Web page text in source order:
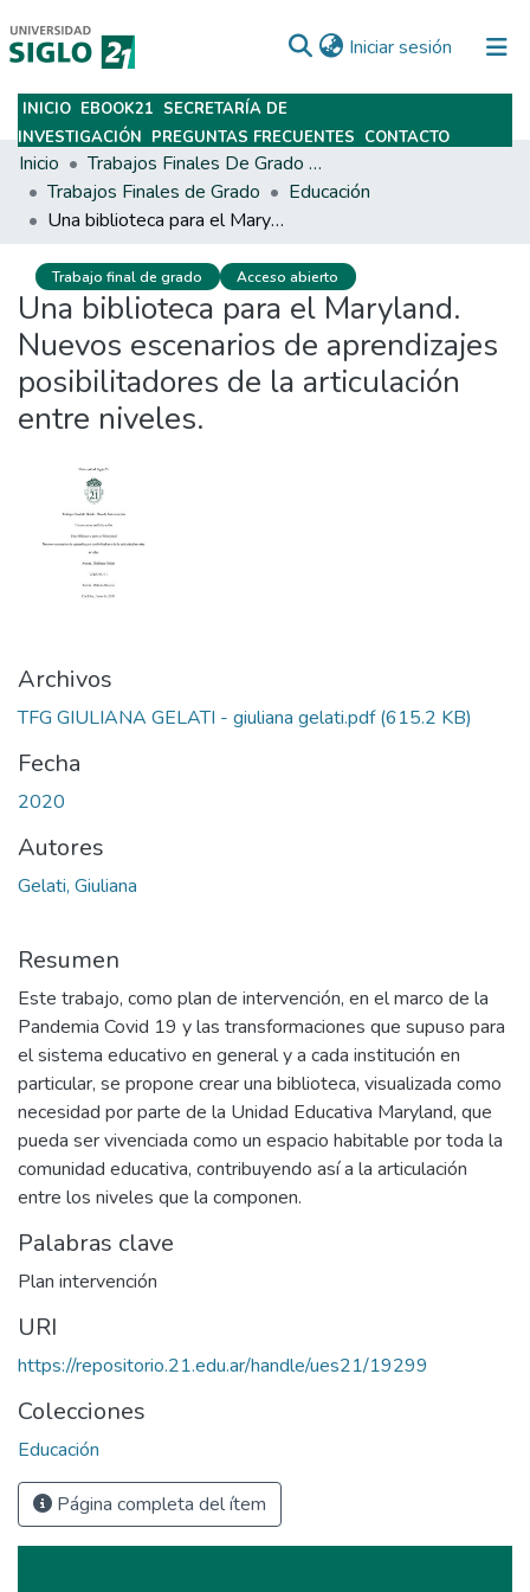
Iniciar sesión (current)
Subir
INICIO EBOOK21 SECRETARÍA DE
INVESTIGACIÓN PREGUNTAS FRECUENTES CONTACTO
Inicio
Trabajos Finales De Grado Y Posgrado
Trabajos Finales de Grado
Educación
Una biblioteca para el Maryland. Nuevos escenarios de aprendizajes posibilitadores de la articulación entre niveles.
Trabajo final de grado Acceso abierto
Una biblioteca para el Maryland.
Nuevos escenarios de aprendizajes
posibilitadores de la articulación
entre niveles.
Archivos
TFG GIULIANA GELATI - giuliana gelati.pdf(615.2 KB)
Fecha
2020
Autores
Gelati, Giuliana
Resumen
Este trabajo, como plan de intervención, en el marco de la
Pandemia Covid 19 y las transformaciones que supuso para
el sistema educativo en general y a cada institución en
particular, se propone crear una biblioteca, visualizada como
necesidad por parte de la Unidad Educativa Maryland, que
pueda ser vivenciada como un espacio habitable por toda la
comunidad educativa, contribuyendo así a la articulación
entre los niveles que la componen.
Palabras clave
Plan intervención
URI
https://repositorio.21.edu.ar/handle/ues21/19299
Colecciones
Educación
Página completa del ítem